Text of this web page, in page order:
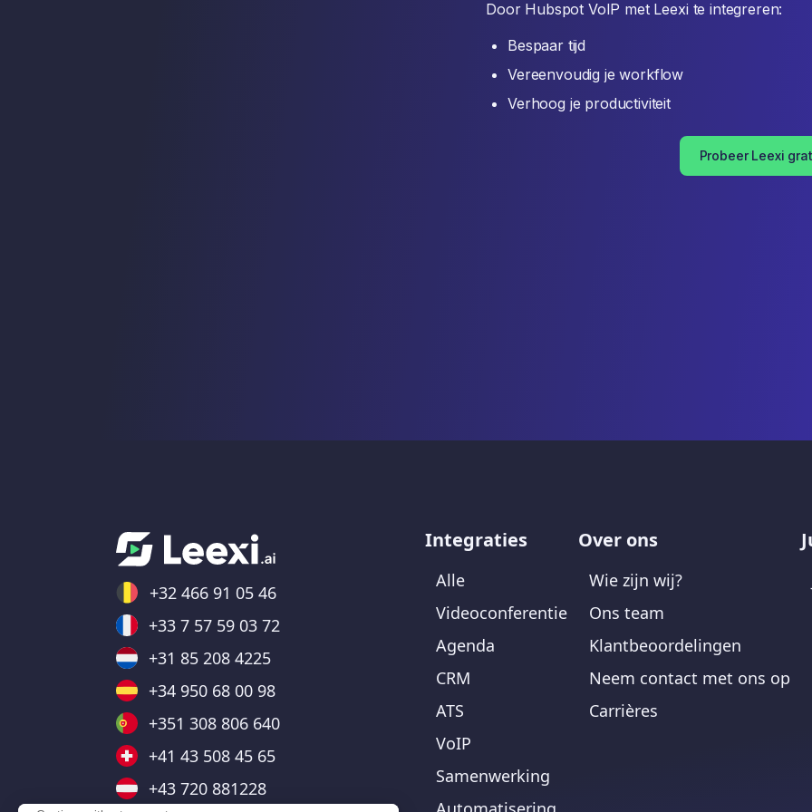
Door Hubspot VoIP met Leexi te integreren:
Bespaar tijd
Vereenvoudig je workflow
Verhoog je productiviteit
Probeer Leexi
+32 466 91 05 46
+33 7 57 59 03 72
+31 85 208 4225
+34 950 68 00 98
+351 308 806 640
+41 43 508 45 65
+43 720 881228
Integraties
Alle
Videoconferentie
Agenda
CRM
ATS
VoIP
Samenwerking
Over ons
Wie zijn wij?
Ons team
Klantbeoordelingen
Neem contact met ons op
Carrières